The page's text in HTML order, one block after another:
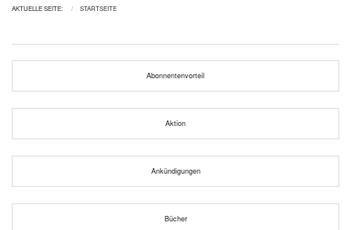
AKTUELLE SEITE: STARTSEITE
Abonnentenvorteil
Aktion
Ankündigungen
Bücher